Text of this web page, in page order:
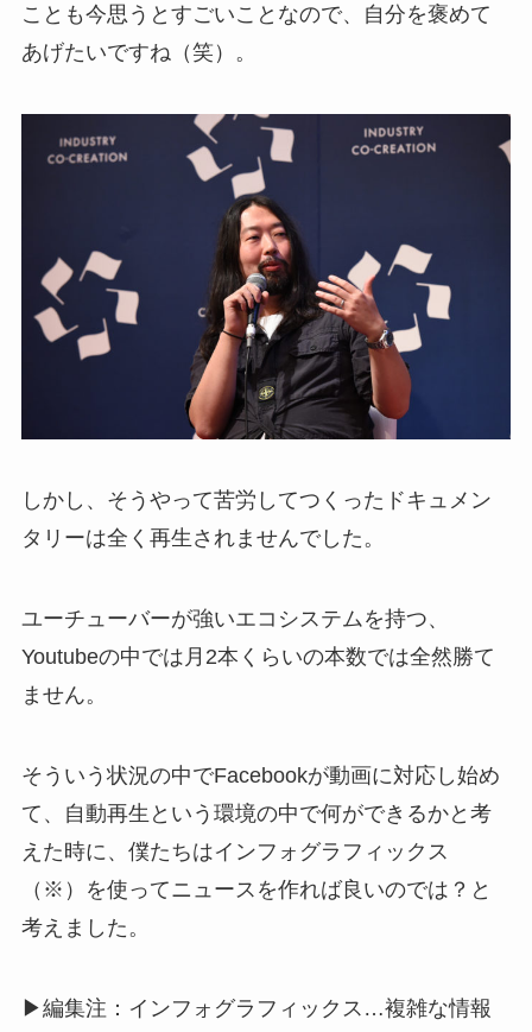
ことも今思うとすごいことなので、自分を褒めて
あげたいですね（笑）。
しかし、そうやって苦労してつくったドキュメン
タリーは全く再生されませんでした。
ユーチューバーが強いエコシステムを持つ、
Youtubeの中では月2本くらいの本数では全然勝て
ません。
そういう状況の中でFacebookが動画に対応し始め
て、自動再生という環境の中で何ができるかと考
えた時に、僕たちはインフォグラフィックス
（※）を使ってニュースを作れば良いのでは？と
考えました。
▶︎編集注：インフォグラフィックス…複雑な情報